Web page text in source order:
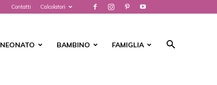
Contatti Calcolatori
NEONATO BAMBINO FAMIGLIA